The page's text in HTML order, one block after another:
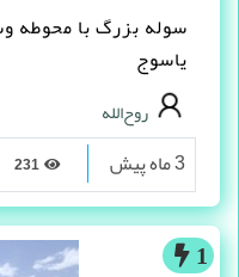
سوله بزرگ با محوطه
یاسوج
روح‌الله
3 ماه پیش
1